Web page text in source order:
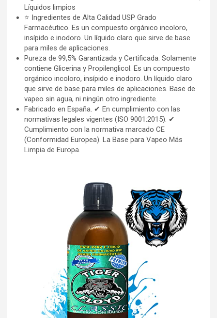
Líquidos limpios
⭐️ Ingredientes de Alta Calidad USP Grado
Farmacéutico. Es un compuesto orgánico incoloro,
insípido e inodoro. Un líquido claro que sirve de base
para miles de aplicaciones.
Pureza de 99,5% Garantizada y Certificada. Solamente
contiene Glicerina y Propilenglicol. Es un compuesto
orgánico incoloro, insípido e inodoro. Un líquido claro
que sirve de base para miles de aplicaciones. Base de
vapeo sin agua, ni ningún otro ingrediente.
Fabricado en España. ✔ En cumplimiento con las
normativas legales vigentes (ISO 9001:2015). ✔
Cumplimiento con la normativa marcado CE
(Conformidad Europea). La Base para Vapeo Más
Limpia de Europa.